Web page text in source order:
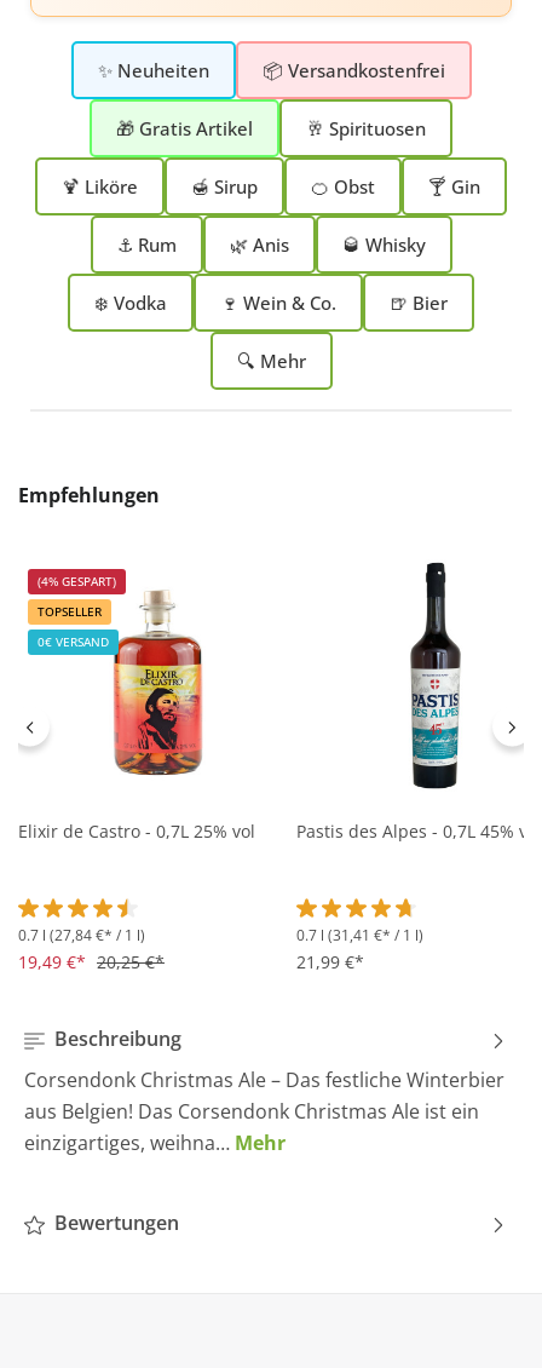
✨ Neuheiten 📦 Versandkostenfrei
🎁 Gratis Artikel 🥂 Spirituosen
🍹 Liköre 🍯 Sirup 🍊 Obst 🍸 Gin
⚓ Rum 🌿 Anis 🥃 Whisky
❄️ Vodka 🍷 Wein & Co. 🍺 Bier
🔍 Mehr
Produktgalerie überspringen
Empfehlungen
(4% GESPART)
TOPSELLER
0€ VERSAND
Elixir de Castro - 0,7L 25% vol
Durchschnittliche Bewertung von 4.5 von 5 Sternen
0.7 l (27,84 €* / 1 l)
19,49 €* 20,25 €*
Pastis des Alpes - 0,7L 45% vol
Durchschnittliche
0.7 l (31,41 €* / 1 l)
21,99 €*
Beschreibung
Corsendonk Christmas Ale – Das festliche Winterbier
aus Belgien! Das Corsendonk Christmas Ale ist ein
einzigartiges, weihna… Mehr
Bewertungen